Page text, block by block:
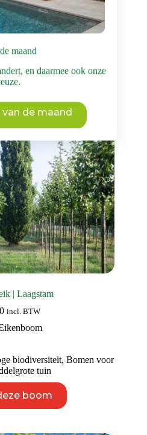
maand
en daarmee ook onze
de maand
boom
Dit
product
heeft
meerdere
variaties.
Deze
optie
kan
gekozen
worden
productpagina
| Laagstam
incl. BTW
biodiversiteit,Bomen voor
tuin
boom
product
heeft